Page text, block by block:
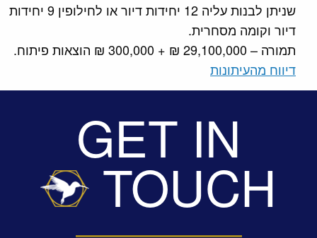
שניתן לבנות עליה 12 יחידות דיור או לחילופין 9 יחידות
דיור וקומה מסחרית.
תמורה – 29,100,000 ₪ + 300,000 ₪ הוצאות פיתוח.
דיווח מהעיתונות
GET IN
TOUCH